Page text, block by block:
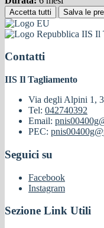
Accetta tutti Salva le
IIS Il
Contatti
IIS Il Tagliamento
Via degli Alpini 1,
Tel: 042740392
Email:
PEC:
Seguici su
Facebook
Instagram
Sezione Link Utili